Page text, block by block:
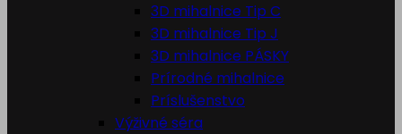
3D mihalnice Tip C
3D mihalnice Tip J
3D mihalnice PÁSKY
Prírodné mihalnice
Príslušenstvo
Výživné séra